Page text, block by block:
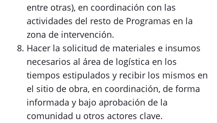
entre otras), en coordinación con las
actividades del resto de Programas en la
zona de intervención.
Hacer la solicitud de materiales e insumos
necesarios al área de logística en los
tiempos estipulados y recibir los mismos en
el sitio de obra, en coordinación, de forma
informada y bajo aprobación de la
comunidad u otros actores clave.